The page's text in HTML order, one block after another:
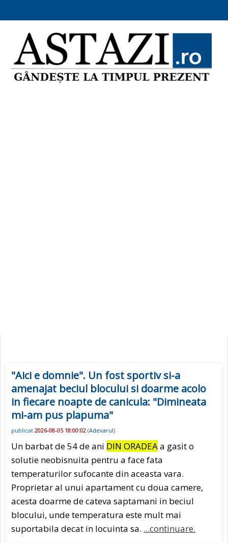
"Aici e domnie". Un fost sportiv si-a
amenajat beciul blocului si doarme acolo
in fiecare noapte de canicula: "Dimineata
mi-am pus plapuma"
publicat 2026-08-05 18:00:02 (Adevarul)
Un barbat de 54 de ani DIN ORADEAa gasit o
solutie neobisnuita pentru a face fata
temperaturilor sufocante din aceasta vara.
Proprietar al unui apartament cu doua camere,
acesta doarme de cateva saptamani in beciul
blocului, unde temperatura este mult mai
suportabila decat in locuinta sa. ...continuare.